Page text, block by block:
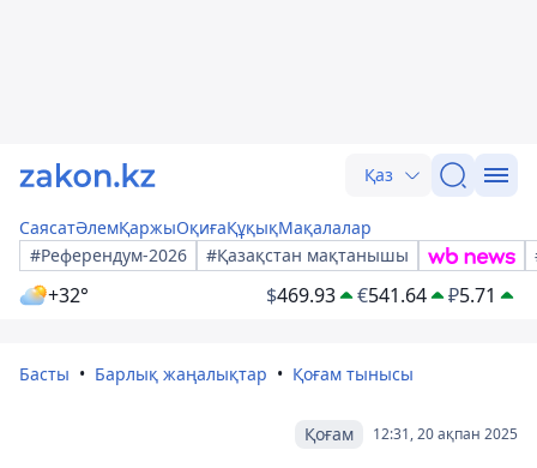
Қаз
СаясатӘлемҚаржыОқиғаҚұқықМақалалар
#Референдум-2026
#Қазақстан мақтанышы
+32° $469.93 €541.64 ₽5.71
Басты Барлық жаңалықтар Қоғам тынысы
12:31, 20 ақпан 2025
Қоғам